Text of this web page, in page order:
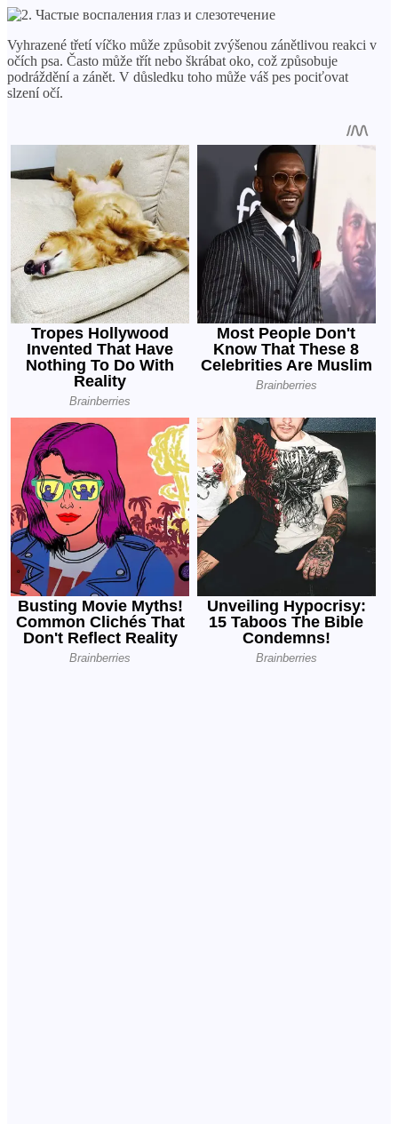
Vyhrazené třetí víčko může způsobit zvýšenou zánětlivou reakci v
očích psa. Často může třít nebo škrábat oko, což způsobuje
podráždění a zánět. V důsledku toho může váš pes pociťovat
slzení očí.